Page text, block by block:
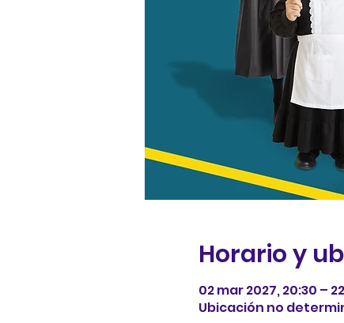
Horario y
02 mar 2027, 20:30 –
Ubicación no